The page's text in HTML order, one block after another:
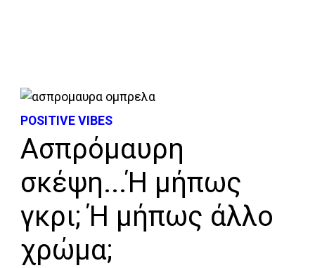
POSITIVE VIBES
Ασπρόμαυρη
σκέψη...Ή μήπως
γκρι; Ή μήπως άλλο
χρώμα;